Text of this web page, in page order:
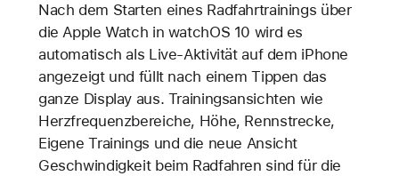
Nach dem Starten eines Radfahrtrainings über
die Apple Watch in watchOS 10 wird es
automatisch als Live-Aktivität auf dem iPhone
angezeigt und füllt nach einem Tippen das
ganze Display aus. Trainingsansichten wie
Herzfrequenzbereiche, Höhe, Rennstrecke,
Eigene Trainings und die neue Ansicht
Geschwindigkeit beim Radfahren sind für die